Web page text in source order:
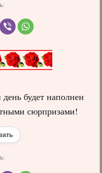
будет наполнен
сюрпризами!